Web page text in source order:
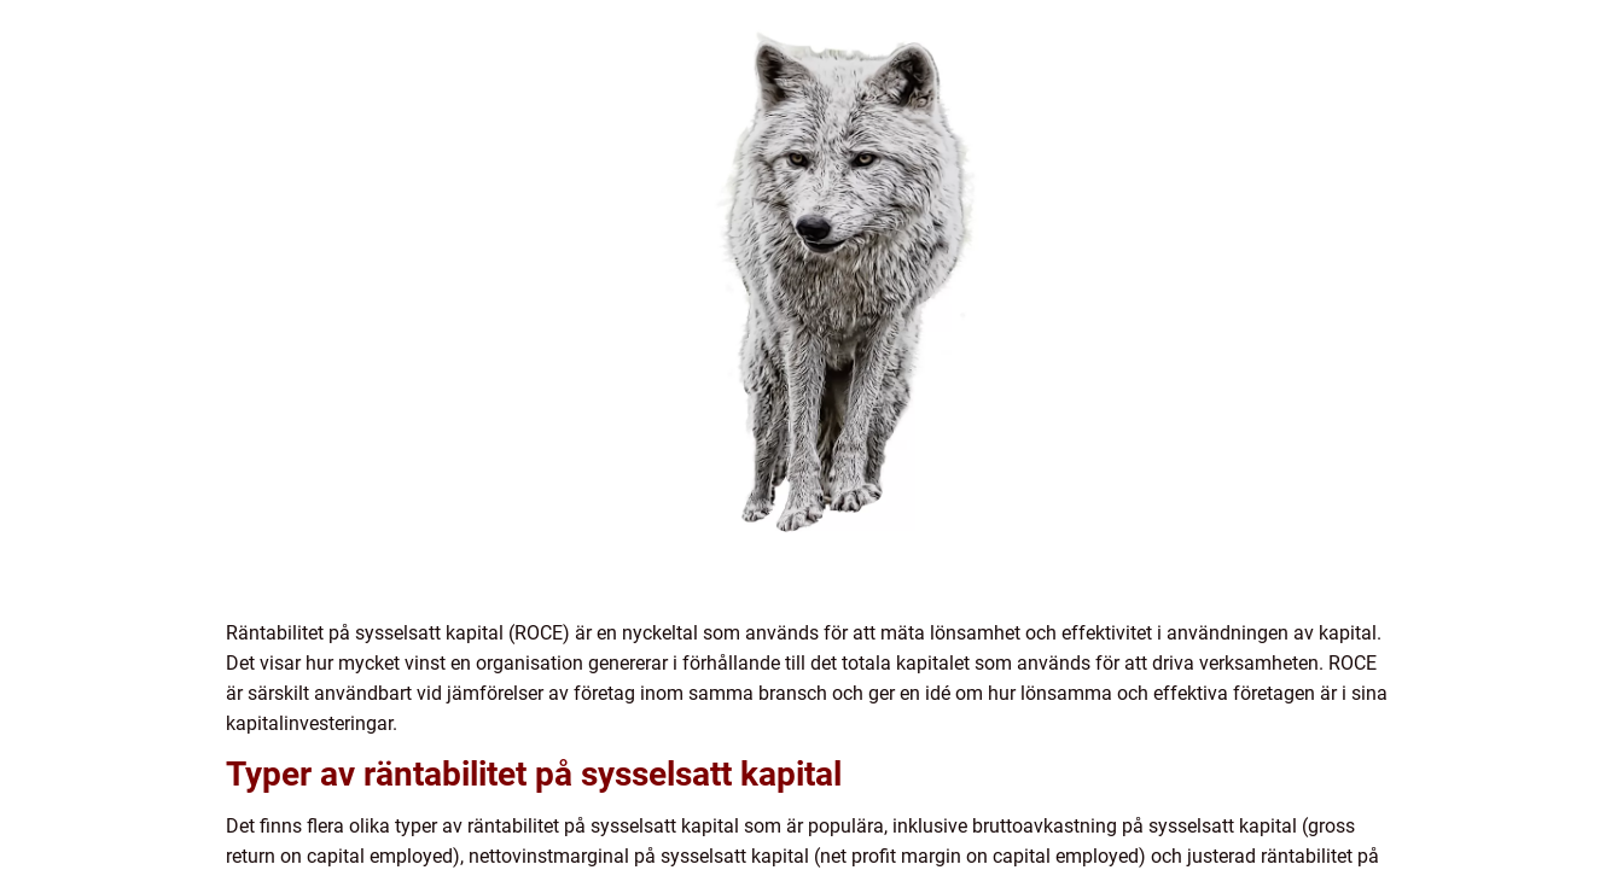
Räntabilitet på sysselsatt kapital (ROCE) är en nyckeltal som används för att mäta lönsamhet och effektivitet i användningen av kapital.
Det visar hur mycket vinst en organisation genererar i förhållande till det totala kapitalet som används för att driva verksamheten. ROCE
är särskilt användbart vid jämförelser av företag inom samma bransch och ger en idé om hur lönsamma och effektiva företagen är i sina
kapitalinvesteringar.
Typer av räntabilitet på sysselsatt kapital
Det finns flera olika typer av räntabilitet på sysselsatt kapital som är populära, inklusive bruttoavkastning på sysselsatt kapital (gross
return on capital employed), nettovinstmarginal på sysselsatt kapital (net profit margin on capital employed) och justerad räntabilitet på